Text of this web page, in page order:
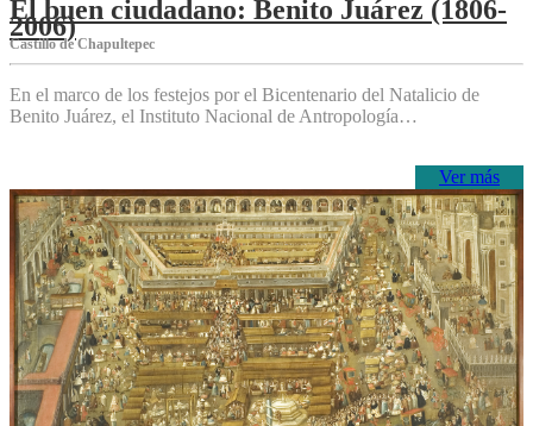
El buen ciudadano: Benito Juárez (1806-
2006)
Castillo de Chapultepec
En el marco de los festejos por el Bicentenario del Natalicio de
Benito Juárez, el Instituto Nacional de Antropología…
Ver más